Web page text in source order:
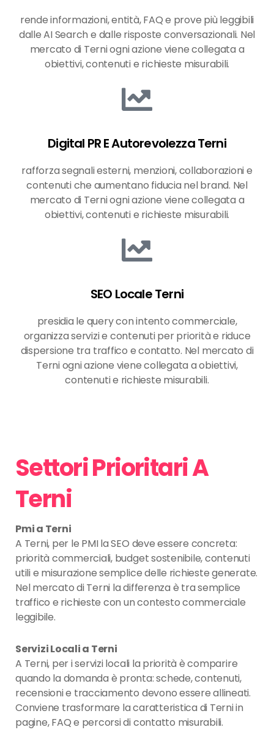
rende informazioni, entità, FAQ e prove più leggibili
dalle AI Search e dalle risposte conversazionali. Nel
mercato di Terni ogni azione viene collegata a
obiettivi, contenuti e richieste misurabili.
Digital PR E Autorevolezza Terni
rafforza segnali esterni, menzioni, collaborazioni e
contenuti che aumentano fiducia nel brand. Nel
mercato di Terni ogni azione viene collegata a
obiettivi, contenuti e richieste misurabili.
SEO Locale Terni
presidia le query con intento commerciale,
organizza servizi e contenuti per priorità e riduce
dispersione tra traffico e contatto. Nel mercato di
Terni ogni azione viene collegata a obiettivi,
contenuti e richieste misurabili.
Settori Prioritari A
Terni
Pmi a Terni
A Terni, per le PMI la SEO deve essere concreta:
priorità commerciali, budget sostenibile, contenuti
utili e misurazione semplice delle richieste generate.
Nel mercato di Terni la differenza è tra semplice
traffico e richieste con un contesto commerciale
leggibile.
Servizi Locali a Terni
A Terni, per i servizi locali la priorità è comparire
quando la domanda è pronta: schede, contenuti,
recensioni e tracciamento devono essere allineati.
Conviene trasformare la caratteristica di Terni in
pagine, FAQ e percorsi di contatto misurabili.